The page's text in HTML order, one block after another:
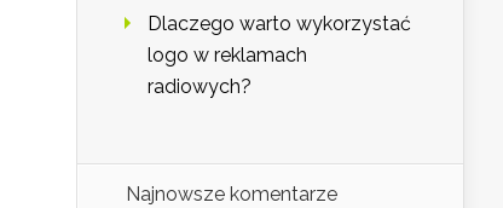
Dlaczego warto wykorzystać
logo w reklamach
radiowych?
Najnowsze komentarze